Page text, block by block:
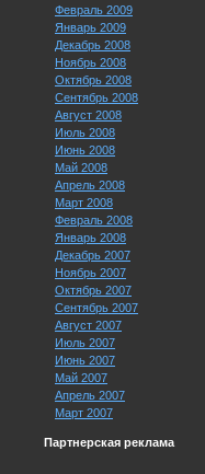
Февраль 2009
Январь 2009
Декабрь 2008
Ноябрь 2008
Октябрь 2008
Сентябрь 2008
Август 2008
Июль 2008
Июнь 2008
Май 2008
Апрель 2008
Март 2008
Февраль 2008
Январь 2008
Декабрь 2007
Ноябрь 2007
Октябрь 2007
Сентябрь 2007
Август 2007
Июль 2007
Июнь 2007
Май 2007
Апрель 2007
Март 2007
Партнерская реклама